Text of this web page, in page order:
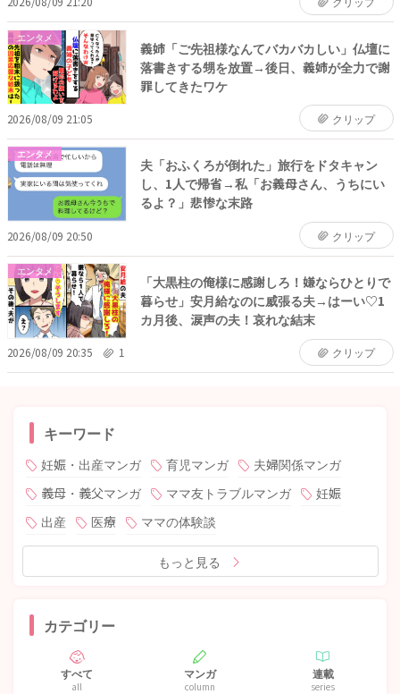
エンタメ
義姉「ご先祖様なんてバカバカしい」仏壇に
落書きする甥を放置→後日、義姉が全力で謝
罪してきたワケ
2026/08/09 21:05 クリップ
エンタメ
夫「おふくろが倒れた」旅行をドタキャン
し、1人で帰省→私「お義母さん、うちにい
るよ？」悲惨な末路
2026/08/09 20:50 クリップ
エンタメ
「大黒柱の俺様に感謝しろ！嫌ならひとりで
暮らせ」安月給なのに威張る夫→はーい♡1
カ月後、涙声の夫！哀れな結末
2026/08/09 20:35 1 クリップ
キーワード
妊娠・出産マンガ 育児マンガ
夫婦関係マンガ
義母・義父マンガ
ママ友トラブルマンガ
妊娠
出産
医療 ママの体験談
もっと見る
カテゴリー
すべて
all
マンガ
column
連載
series